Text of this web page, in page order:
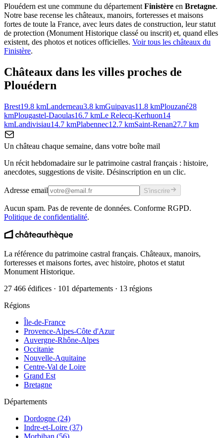
Plouédern est une commune du départementFinistère en Bretagne.
Notre base recense les châteaux, manoirs, forteresses et maisons
fortes de toute la France, avec leurs dates de construction, leur statut
de protection (Monument Historique classé ou inscrit) et, quand elles
existent, des photos et notices officielles. Voir tous les châteaux du
Finistère.
Châteaux dans les villes proches de
Plouédern
Brest19.8 kmLanderneau3.8 kmGuipavas11.8 kmPlouzané28
kmPlougastel-Daoulas16.7 kmLe Relecq-Kerhuon14
kmLandivisiau14.7 kmPlabennec12.7 kmSaint-Renan27.7 km
Un château chaque semaine, dans votre boîte mail
Un récit hebdomadaire sur le patrimoine castral français : histoire,
anecdotes, suggestions de visite. Désinscription en un clic.
Adresse email S'inscrire
Aucun spam. Pas de revente de données. Conforme RGPD.
Politique de confidentialité.
La référence du patrimoine castral français. Châteaux, manoirs,
forteresses et maisons fortes, avec histoire, photos et statut
Monument Historique.
27 466 édifices · 101 départements · 13 régions
Régions
Île-de-France
Provence-Alpes-Côte d'Azur
Auvergne-Rhône-Alpes
Occitanie
Nouvelle-Aquitaine
Centre-Val de Loire
Grand Est
Bretagne
Départements
Dordogne (24)
Indre-et-Loire (37)